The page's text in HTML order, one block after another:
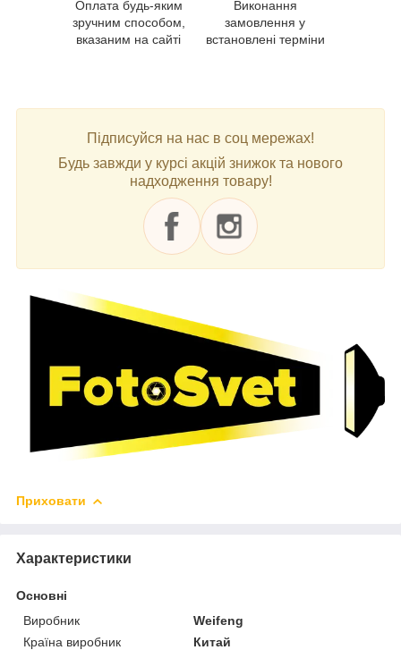
Оплата будь-яким
зручним способом,
вказаним на сайті
Виконання
замовлення у
встановлені терміни
Підписуйся на нас в соц мережах!
Будь завжди у курсі акцій знижок та нового
надходження товару!
Приховати
Характеристики
Основні
Виробник
Weifeng
Країна виробник
Китай